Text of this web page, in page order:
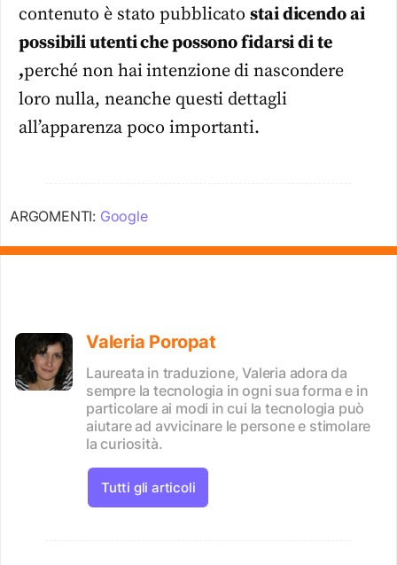
contenuto è stato pubblicatostai dicendo ai
possibili utenti che possono fidarsi di te
,perché non hai intenzione di nascondere
loro nulla, neanche questi dettagli
all’apparenza poco importanti.
ARGOMENTI: Google
Valeria Poropat
Laureata in traduzione, Valeria adora da
sempre la tecnologia in ogni sua forma e in
particolare ai modi in cui la tecnologia può
aiutare ad avvicinare le persone e stimolare
la curiosità.
Tutti gli articoli